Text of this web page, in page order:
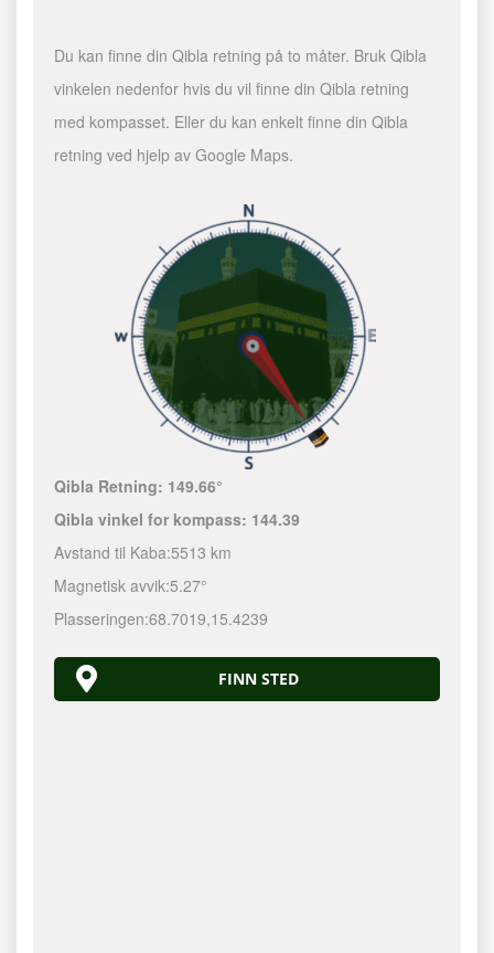
Du kan finne din Qibla retning på to måter. Bruk Qibla
vinkelen nedenfor hvis du vil finne din Qibla retning
med kompasset. Eller du kan enkelt finne din Qibla
retning ved hjelp av Google Maps.
Qibla Retning: 149.66°
Qibla vinkel for kompass: 144.39
Avstand til Kaba:5513 km
Magnetisk avvik:5.27°
Plasseringen:68.7019,15.4239
FINN STED